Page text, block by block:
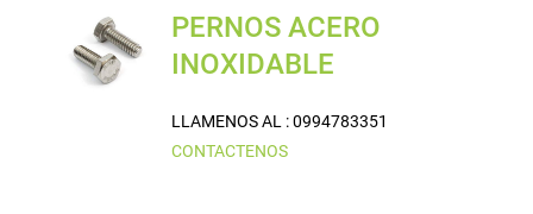
PERNOS ACERO
INOXIDABLE
LLAMENOS AL : 0994783351
CONTACTENOS